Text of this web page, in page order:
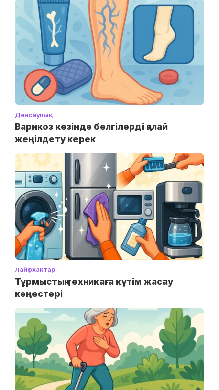
Денсаулық
Варикоз кезінде белгілерді қалай
жеңілдету керек
Лайфхактар
Тұрмыстық техникаға күтім жасау
кеңестері